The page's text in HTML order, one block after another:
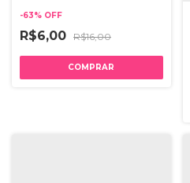
-63% OFF
R$6,00 R$16,00